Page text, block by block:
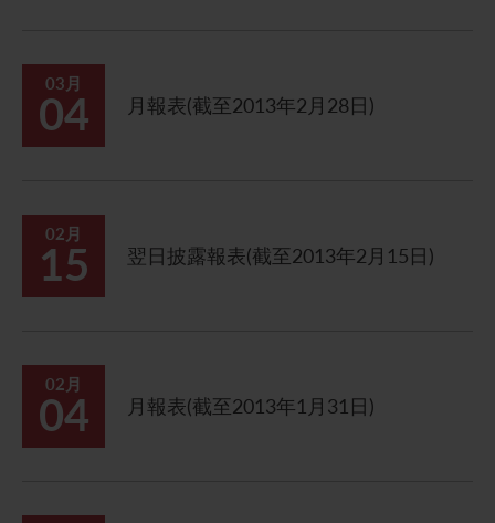
03月
04 月報表(截至2013年2月28日)
02月
15 翌日披露報表(截至2013年2月15日)
02月
04 月報表(截至2013年1月31日)